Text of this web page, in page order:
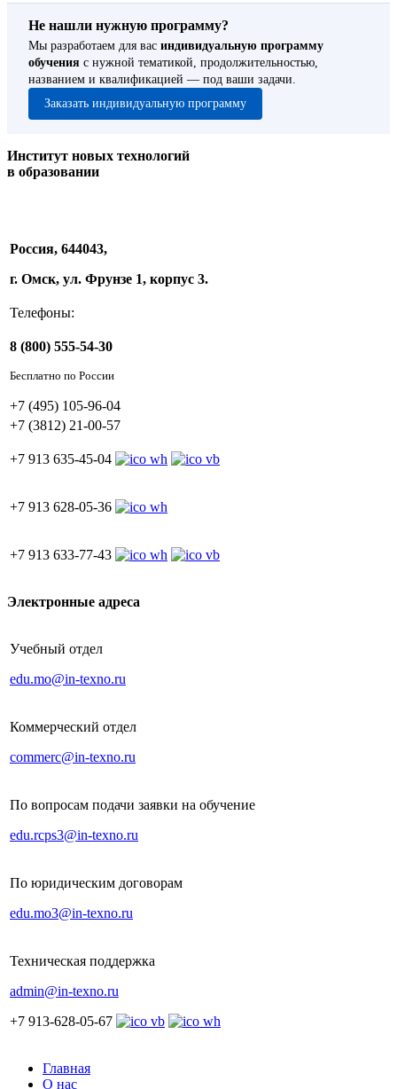
Не нашли нужную программу?
Мы разработаем для вас индивидуальную программу
обучения с нужной тематикой, продолжительностью,
названием и квалификацией — под ваши задачи.
Заказать индивидуальную программу
Институт новых технологий
в образовании
Россия, 644043,
г. Омск, ул. Фрунзе 1, корпус 3.
Телефоны:
8 (800) 555-54-30
Бесплатно по России
+7 (495) 105-96-04
+7 (3812) 21-00-57
+7 913 635-45-04
+7 913 628-05-36
+7 913 633-77-43
Электронные адреса
Учебный отдел
edu.mo@in-texno.ru
Коммерческий отдел
commerc@in-texno.ru
По вопросам подачи заявки на обучение
edu.rcps3@in-texno.ru
По юридическим договорам
edu.mo3@in-texno.ru
Техническая поддержка
admin@in-texno.ru
+7 913-628-05-67
Главная
О нас